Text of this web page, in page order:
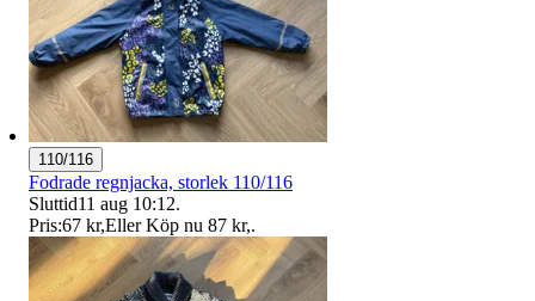
110/116
Fodrade regnjacka, storlek 110/116
Sluttid11 aug 10:12.
Pris:67 kr,Eller Köp nu 87 kr,.